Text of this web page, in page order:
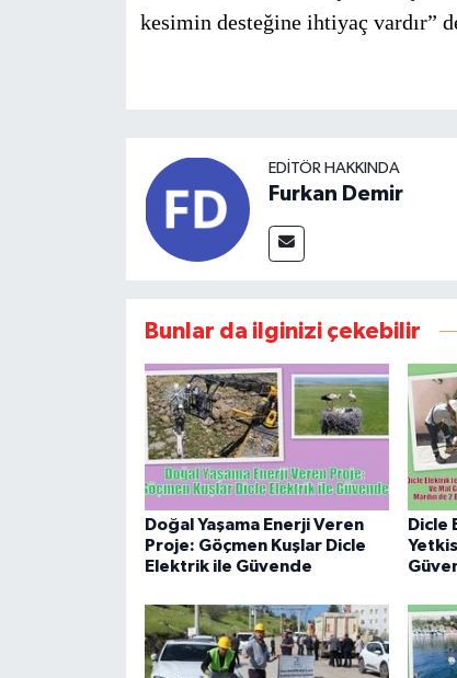
kesimin desteğine ihtiyaç vardır”
EDITÖR HAKKINDA
Furkan Demir
Bunlar da ilginizi çekebilir
Doğal Yaşama Enerji Veren
Proje: Göçmen Kuşlar Dicle
Elektrik ile Güvende
Dicle